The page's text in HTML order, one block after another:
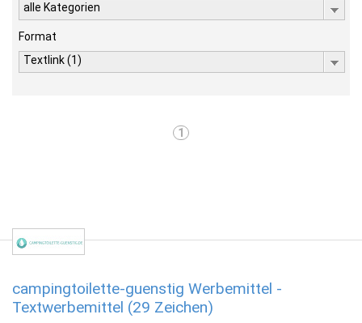
alle Kategorien
Format
Textlink (1)
1
campingtoilette-guenstig Werbemittel -
Textwerbemittel (29 Zeichen)